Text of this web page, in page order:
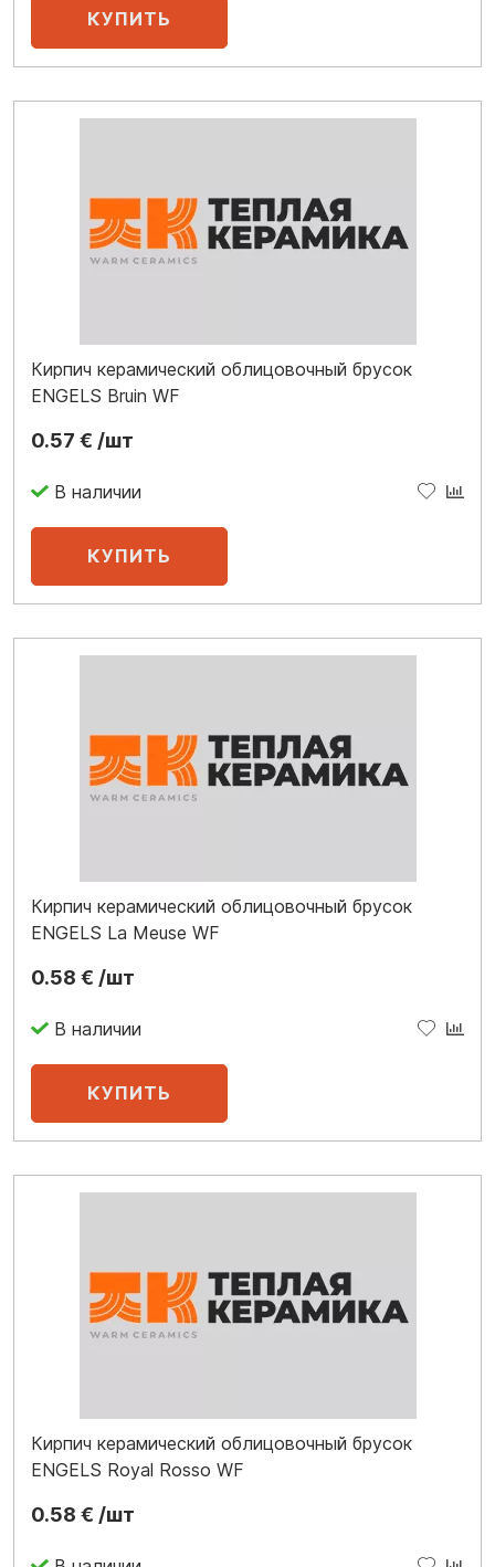
Кирпич керамический облицовочный брусок
ENGELS Bruin WF
0.57 € /шт
Кирпич керамический облицовочный брусок
ENGELS La Meuse WF
0.58 € /шт
Кирпич керамический облицовочный брусок
ENGELS Royal Rosso WF
0.58 € /шт